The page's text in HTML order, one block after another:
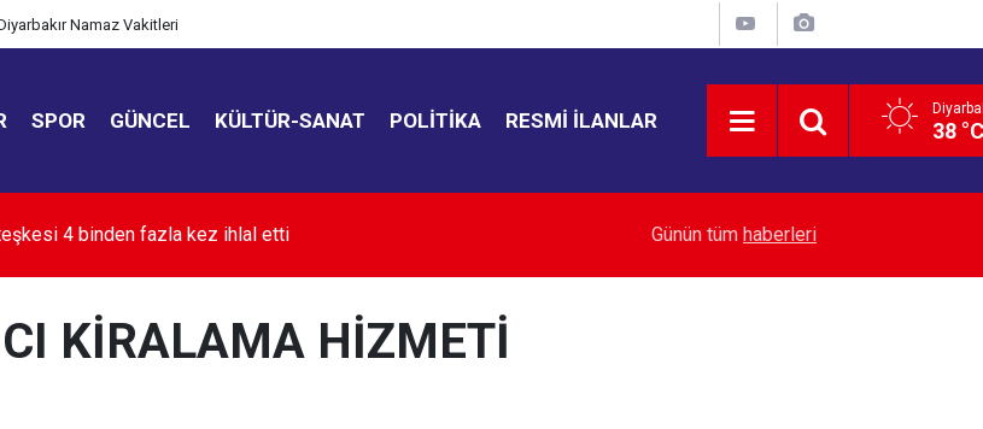
Namaz Vakitleri
SPOR GÜNCEL KÜLTÜR-SANAT POLITIKA RESMI İLANLAR 38
4 binden fazla kez ihlal etti Dicle Üniversitesi Rektörü Eronat'tan AK
Günün tüm haberleri
KİRALAMA HİZMETİ